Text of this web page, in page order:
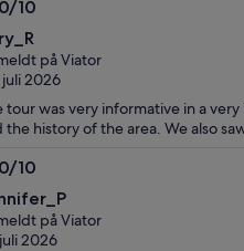
10
på Viator
2026
tour was very informative in a
the history of the area. We also
10
på Viator
2026